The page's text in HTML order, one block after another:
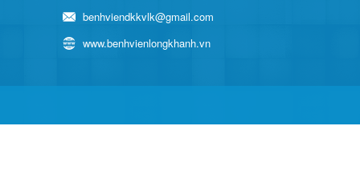
benhviendkkvlk@gmail.com
www.benhvienlongkhanh.vn